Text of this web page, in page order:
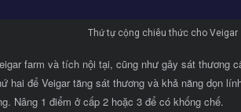
Thứ tự cộng chiêu thức cho Veigar
farm và tích nội tại, cũng như gây sát thương
hai để Veigar tăng sát thương và khả năng dọn
Nâng 1 điểm ở cấp 2 hoặc 3 để có khống chế.